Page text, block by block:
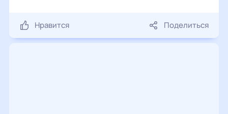
Нравится Поделиться